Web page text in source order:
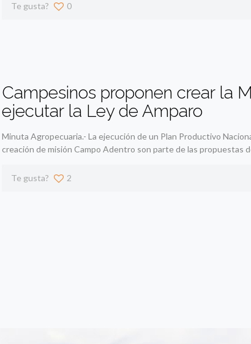
Te gusta? 0
Campesinos proponen crear la
ejecutar la Ley de Amparo
Minuta Agropecuaria.- La ejecución de un Plan Productivo
creación de misión Campo Adentro son parte de las propuestas
Te gusta? 2